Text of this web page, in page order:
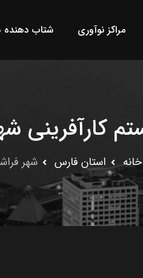
مراکز نوآوری شتاب دهنده
کارآفرینی
خانه استان فارس شهر